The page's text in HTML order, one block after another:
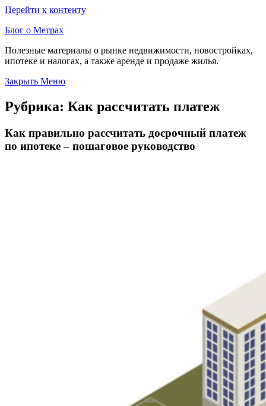
Перейти к контенту
Блог о Метрах
Полезные материалы о рынке недвижимости, новостройках,
ипотеке и налогах, а также аренде и продаже жилья.
Закрыть Меню
Рубрика: Как рассчитать платеж
Как правильно рассчитать досрочный платеж
по ипотеке – пошаговое руководство